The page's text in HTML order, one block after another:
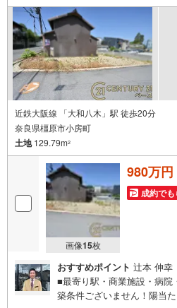
近鉄大阪線 「大和八木」駅 徒歩20分
奈良県橿原市小房町
土地129.79m2
画像15枚
980万円
成約でも
おすすめポイント 辻本 伸幸
■最寄り駅・商業施設・病
築条件ございません！陽当